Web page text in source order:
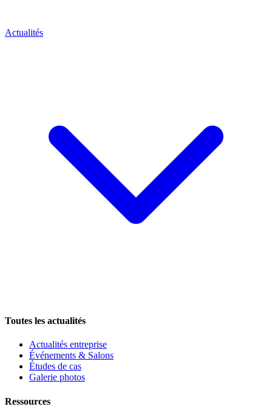
Actualités
Toutes les actualités
Actualités entreprise
Événements & Salons
Études de cas
Galerie photos
Ressources